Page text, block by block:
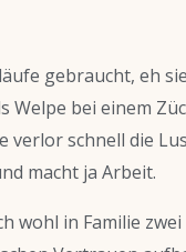
gebraucht, eh
Welpe bei einem
verlor schnell die
macht ja Arbeit.
wohl in Familie